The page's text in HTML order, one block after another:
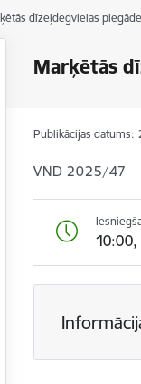
dīzeļdegvielas
Marķētās
Publikācijas datums:
VND 2025/47
10:00,